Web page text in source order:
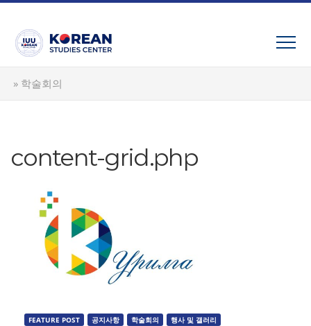
Skip
content
» 학술회의
content-grid.php
FEATURE POST 공지사항 학술회의 행사 및 갤러리